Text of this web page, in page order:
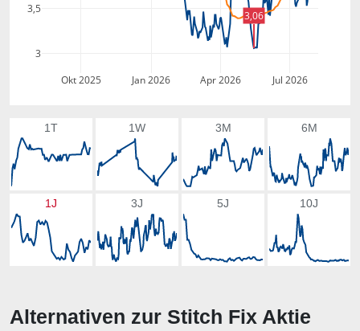
Okt 2025 Jan 2026 Apr 2026 Jul 2026
3
3,5
3,06
1T 1W 3M 6M
1J 3J 5J 10J
Alternativen zur Stitch Fix Aktie